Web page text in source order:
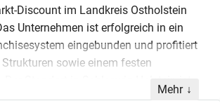
Discount im Landkreis Ostholstein
Unternehmen ist erfolgreich in ein
eingebunden und profitiert
sowie einem festen
da ein bestehender Mietvertrag
Mehr